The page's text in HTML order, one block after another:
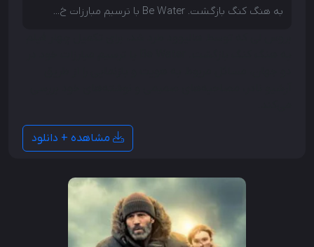
به هنگ کنگ بازگشت. Be Water با ترسیم مبارزات خ...
مشاهده + دانلود